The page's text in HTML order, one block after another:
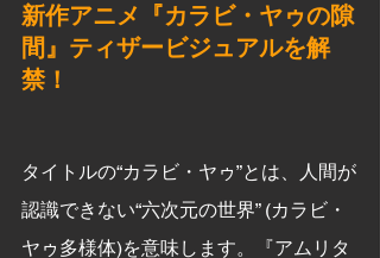
新作アニメ『カラビ・ヤゥの隙
間』ティザービジュアルを解
禁！
タイトルの“カラビ・ヤゥ”とは、人間が
認識できない“六次元の世界” (カラビ・
ヤゥ多様体)を意味します。『アムリタ